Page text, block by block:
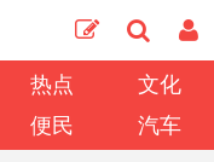
热点
文化
便民 汽车